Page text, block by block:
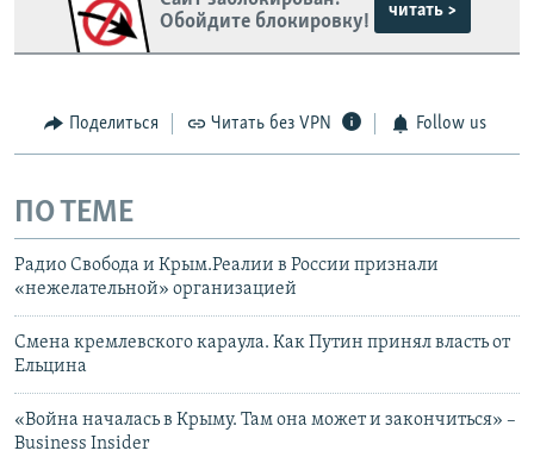
Обойдите блокировку!
читать >
Поделиться Читать без VPN Follow us
ПО ТЕМЕ
Радио Свобода и Крым.Реалии в России признали
«нежелательной» организацией
Смена кремлевского караула. Как Путин принял власть от
Ельцина
«Война началась в Крыму. Там она может и закончиться» –
Вusiness Іnsider